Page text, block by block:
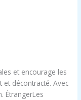
et encourage les
et décontracté. Avec
ÉtrangerLes